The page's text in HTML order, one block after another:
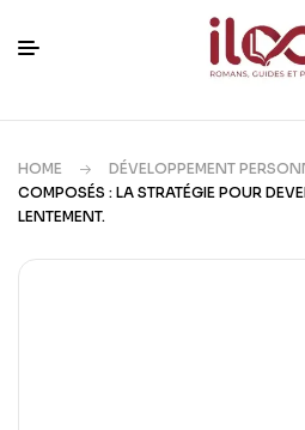
HOME DÉVELOPPEMENT
COMPOSÉS : LA STRATÉGIE POUR
LENTEMENT.